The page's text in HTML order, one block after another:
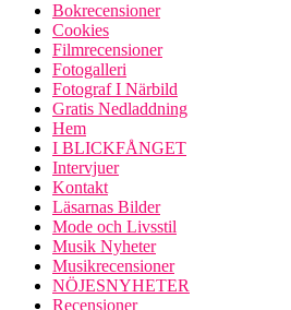
Bokrecensioner
Cookies
Filmrecensioner
Fotogalleri
Fotograf I Närbild
Gratis Nedladdning
Hem
I BLICKFÅNGET
Intervjuer
Kontakt
Läsarnas Bilder
Mode och Livsstil
Musik Nyheter
Musikrecensioner
NÖJESNYHETER
Recensioner